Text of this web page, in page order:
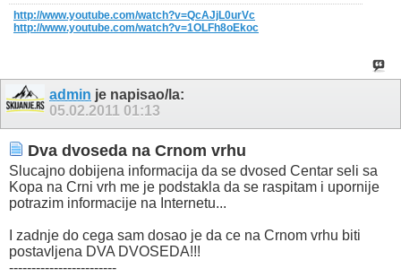
http://www.youtube.com/watch?v=QcAJjL0urVc
http://www.youtube.com/watch?v=1OLFh8oEkoc
admin je napisao/la:
05.02.2011 01:13
Dva dvoseda na Crnom vrhu
Slucajno dobijena informacija da se dvosed Centar seli sa
Kopa na Crni vrh me je podstakla da se raspitam i upornije
potrazim informacije na Internetu...
I zadnje do cega sam dosao je da ce na Crnom vrhu biti
postavljena DVA DVOSEDA!!!
------------------------